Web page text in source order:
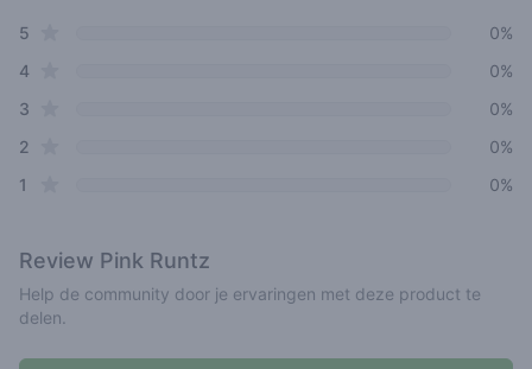
Review data
5
0%
4star reviews
0%
3
0%
2
0%
1
0%
Review Pink Runtz
Help de community door je ervaringen met deze product te
delen.